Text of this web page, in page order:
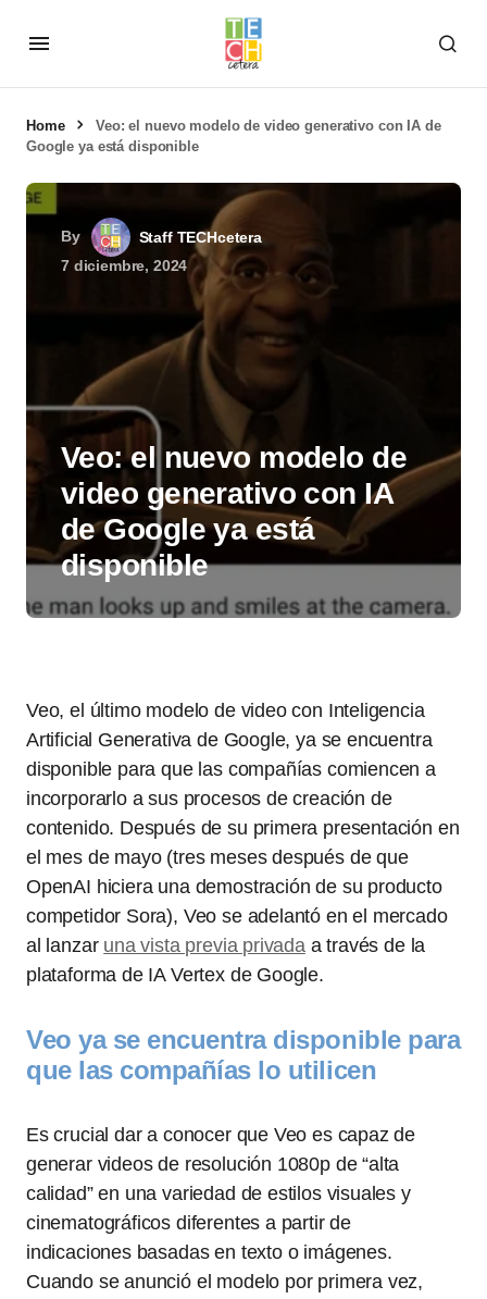
Home
Veo: el nuevo modelo de video generativo con IA de
Google ya está disponible
By
Staff TECHcetera
7 diciembre, 2024
Veo: el nuevo modelo de
video generativo con IA
de Google ya está
disponible
Veo, el último modelo de video con Inteligencia
Artificial Generativa de Google, ya se encuentra
disponible para que las compañías comiencen a
incorporarlo a sus procesos de creación de
contenido. Después de su primera presentación en
el mes de mayo (tres meses después de que
OpenAI hiciera una demostración de su producto
competidor Sora), Veo se adelantó en el mercado
al lanzar una vista previa privadaa través de la
plataforma de IA Vertex de Google.
Veo ya se encuentra disponible para
que las compañías lo utilicen
Es crucial dar a conocer que Veo es capaz de
generar videos de resolución 1080p de “alta
calidad” en una variedad de estilos visuales y
cinematográficos diferentes a partir de
indicaciones basadas en texto o imágenes.
Cuando se anunció el modelo por primera vez,